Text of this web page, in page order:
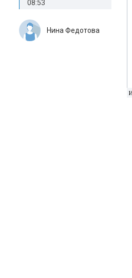
08:53
Нина Федотова